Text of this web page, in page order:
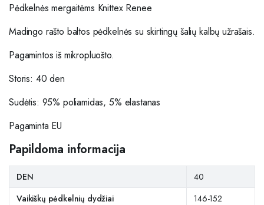
Pėdkelnės mergaitėms Knittex Renee
Madingo rašto baltos pėdkelnės su skirtingų šalių kalbų užrašais.
Pagamintos iš mikropluošto.
Storis: 40 den
Sudėtis: 95% poliamidas, 5% elastanas
Pagaminta EU
Papildoma informacija
DEN
40
Vaikiškų pėdkelnių dydžiai
146-152